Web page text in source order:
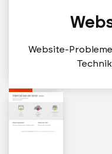
und
Website-